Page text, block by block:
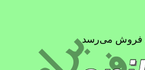
فروش می‌رسد